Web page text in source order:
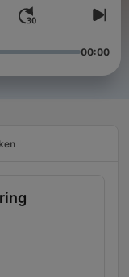
00:00